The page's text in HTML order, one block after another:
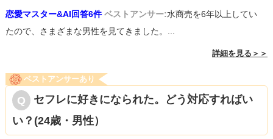
恋愛マスター&AI回答6件 ベストアンサー:水商売を6年以上してい
たので、さまざまな男性を見てきました。...
詳細を見る＞＞
ベストアンサーあり
セフレに好きになられた。どう対応すればい
い？(24歳・男性）